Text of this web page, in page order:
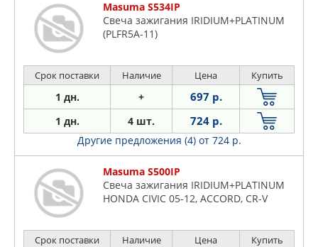
Masuma S534IP
Свеча зажигания IRIDIUM+PLATINUM
(PLFR5A-11)
Срок поставки Наличие Цена Купить
1 дн. + 697 р.
1 дн. 4 шт. 724 р.
Другие предложения (4) от 724 р.
Masuma S500IP
Свеча зажигания IRIDIUM+PLATINUM
HONDA CIVIC 05-12, ACCORD, CR-V
Срок поставки Наличие Цена Купить